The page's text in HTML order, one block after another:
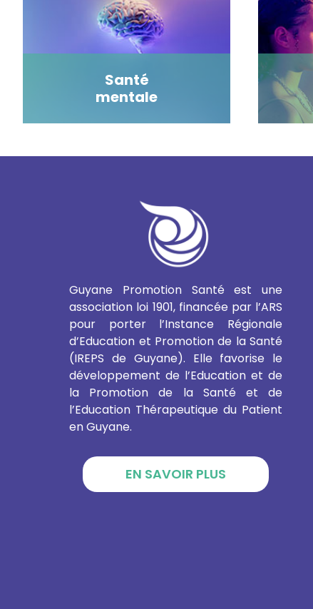
Santé
mentale
Guyane Promotion Santé est une
association loi 1901, financée par l’ARS
pour porter l’Instance Régionale
d’Education et Promotion de la Santé
(IREPS de Guyane). Elle favorise le
développement de l’Education et de
la Promotion de la Santé et de
l’Education Thérapeutique du Patient
en Guyane.
EN SAVOIR PLUS